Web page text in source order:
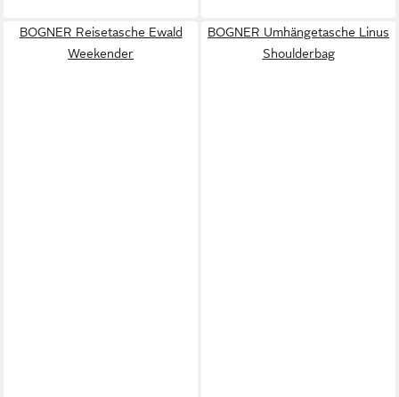
BOGNER Reisetasche Ewald
Weekender
BOGNER Umhängetasche Linus
Shoulderbag